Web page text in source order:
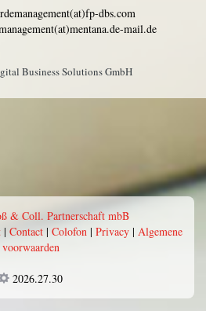
dbs.com
mail.de
Business Solutions GmbH
& Coll. Partnerschaft mbB
| Contact| Colofon| Privacy| Algemene
voorwaarden
2026.27.30